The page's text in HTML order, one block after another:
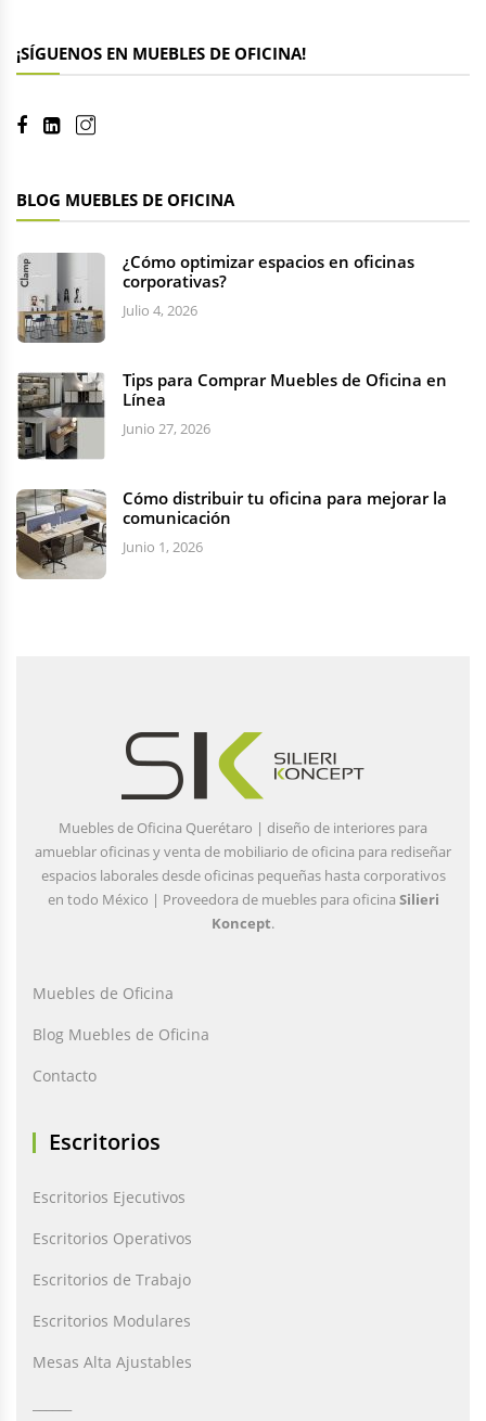
¡SÍGUENOS EN MUEBLES DE OFICINA!
BLOG MUEBLES DE OFICINA
¿Cómo optimizar espacios en oficinas
corporativas?
Julio 4, 2026
Tips para Comprar Muebles de Oficina en
Línea
Junio 27, 2026
Cómo distribuir tu oficina para mejorar la
comunicación
Junio 1, 2026
Muebles de Oficina Querétaro | diseño de interiores para
amueblar oficinas y venta de mobiliario de oficina para rediseñar
espacios laborales desde oficinas pequeñas hasta corporativos
en todo México | Proveedora de muebles para oficina Silieri
Koncept.
Muebles de Oficina
Blog Muebles de Oficina
Contacto
Escritorios
Escritorios Ejecutivos
Escritorios Operativos
Escritorios de Trabajo
Escritorios Modulares
Mesas Alta Ajustables